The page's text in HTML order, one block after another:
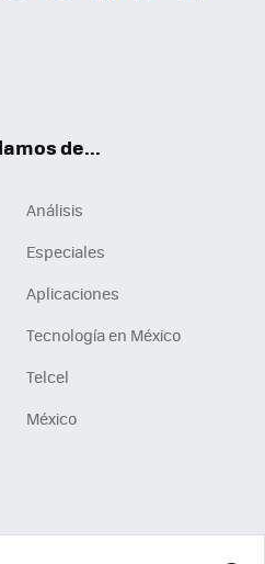
de...
Análisis
Especiales
Aplicaciones
Tecnología en México
Telcel
México